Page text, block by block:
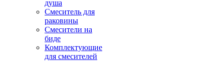
душа
Смеситель для
раковины
Смесители на
биде
Комплектующие
для смесителей